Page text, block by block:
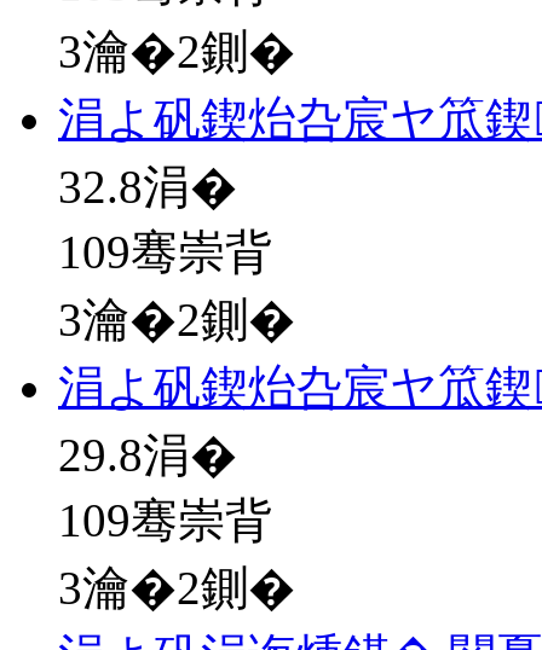
3瀹�2鍘�
涓よ矾鍥炲叴宸ヤ笟
32.8涓�
109骞崇背
3瀹�2鍘�
涓よ矾鍥炲叴宸ヤ笟
29.8涓�
109骞崇背
3瀹�2鍘�